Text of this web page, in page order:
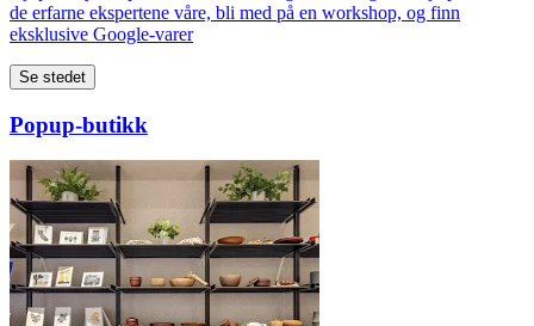
de erfarne ekspertene våre, bli med på en workshop, og finn
eksklusive Google-varer
Se stedet
Popup-butikk